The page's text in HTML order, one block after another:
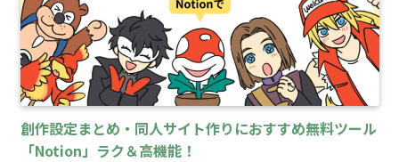
創作設定まとめ・同人サイト作りにおすすめ無料ツール
「Notion」ラク＆高機能！